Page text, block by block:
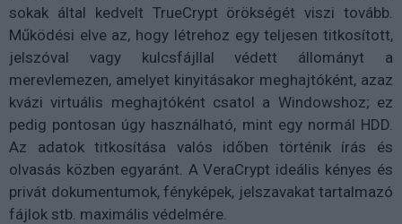
sokak által kedvelt TrueCrypt örökségét viszi tovább.
Működési elve az, hogy létrehoz egy teljesen titkosított,
jelszóval vagy kulcsfájllal védett állományt a
merevlemezen, amelyet kinyitásakor meghajtóként, azaz
kvázi virtuális meghajtóként csatol a Windowshoz; ez
pedig pontosan úgy használható, mint egy normál HDD.
Az adatok titkosítása valós időben történik írás és
olvasás közben egyaránt. A VeraCrypt ideális kényes és
privát dokumentumok, fényképek, jelszavakat tartalmazó
fájlok stb. maximális védelmére.